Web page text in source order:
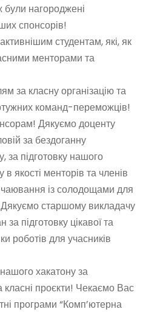
були нагороджені
спонсорів!
студентам, які, як
менторами та
за класну організацію та
команд-переможців!
Дякуємо доценту
за бездоганну
за підготовку нашого
в якості менторів та членів
чаювання із солодощами для
Дякуємо старшому викладачу
підготовку цікавої та
роботів для учасників
хакатону за
класні проєкти! Чекаємо Вас
програми “Комп’ютерна